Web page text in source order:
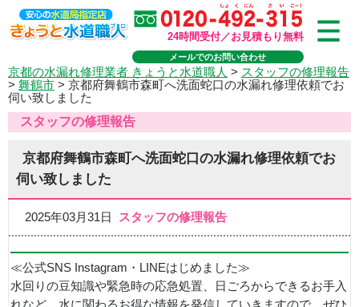
24時間受付／お見積もり無料
メールでのお問い合わせ
京都の水漏れ修理業者 きょうと水道職人 > スタッフの修理報告
> 舞鶴市 > 京都府舞鶴市森町へ洗面蛇口の水漏れ修理依頼でお
伺い致しました
スタッフの修理報告
京都府舞鶴市森町へ洗面蛇口の水漏れ修理依頼でお
伺い致しました
2025年03月31日 スタッフの修理報告
≪公式SNS Instagram・LINEはじめました≫
水回りの豆知識や緊急時の応急処置、日ごろからできるお手入